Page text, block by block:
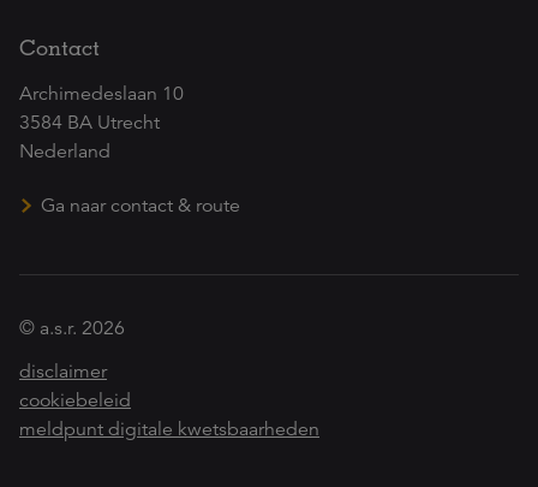
Contact
Archimedeslaan 10
3584 BA Utrecht
Nederland
Ga naar contact & route
© a.s.r. 2026
disclaimer
cookiebeleid
meldpunt digitale kwetsbaarheden